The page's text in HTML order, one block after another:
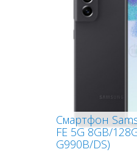
Смартфон
FE 5G 8GB/
G990B/DS)